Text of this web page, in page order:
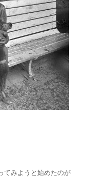
てみようと始めたのが